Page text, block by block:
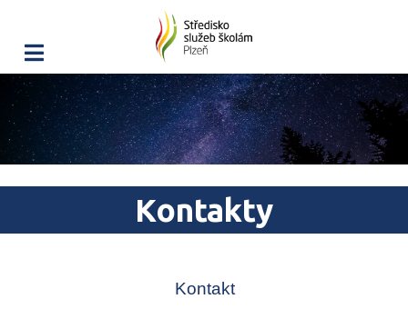
Kontakty
Kontakt